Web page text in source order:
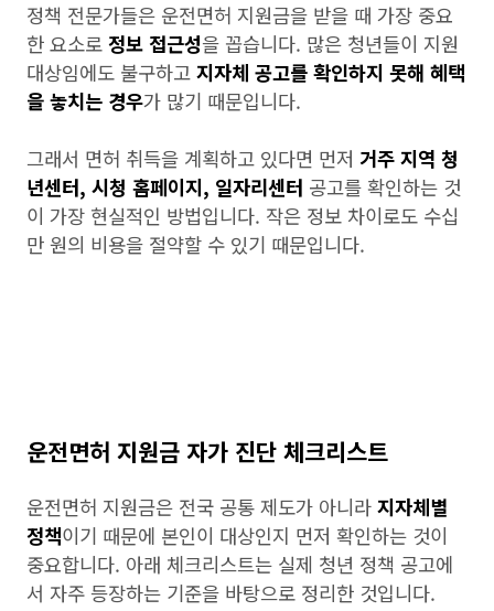
정책 전문가들은 운전면허 지원금을 받을 때 가장 중요
한 요소로 정보 접근성을 꼽습니다. 많은 청년들이 지원
대상임에도 불구하고 지자체 공고를 확인하지 못해 혜택
을 놓치는 경우가 많기 때문입니다.
그래서 면허 취득을 계획하고 있다면 먼저 거주 지역 청
년센터, 시청 홈페이지, 일자리센터 공고를 확인하는 것
이 가장 현실적인 방법입니다. 작은 정보 차이로도 수십
만 원의 비용을 절약할 수 있기 때문입니다.
운전면허 지원금 자가 진단 체크리스트
운전면허 지원금은 전국 공통 제도가 아니라 지자체별
정책이기 때문에 본인이 대상인지 먼저 확인하는 것이
중요합니다. 아래 체크리스트는 실제 청년 정책 공고에
서 자주 등장하는 기준을 바탕으로 정리한 것입니다.